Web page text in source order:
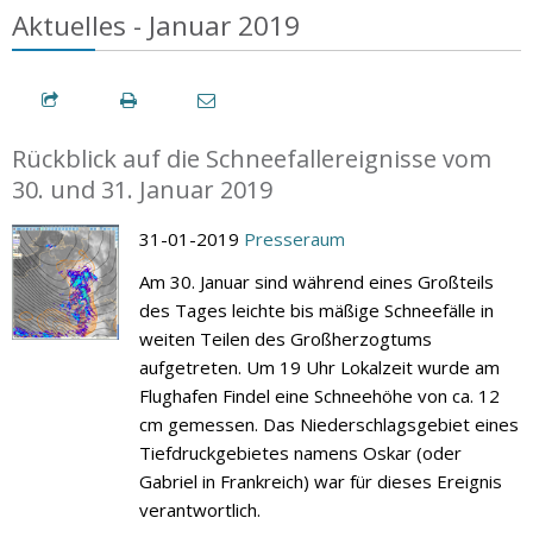
Aktuelles - Januar 2019
Rückblick auf die Schneefallereignisse vom
30. und 31. Januar 2019
31-01-2019 Presseraum
Am 30. Januar sind während eines Großteils
des Tages leichte bis mäßige Schneefälle in
weiten Teilen des Großherzogtums
aufgetreten. Um 19 Uhr Lokalzeit wurde am
Flughafen Findel eine Schneehöhe von ca. 12
cm gemessen. Das Niederschlagsgebiet eines
Tiefdruckgebietes namens Oskar (oder
Gabriel in Frankreich) war für dieses Ereignis
verantwortlich.